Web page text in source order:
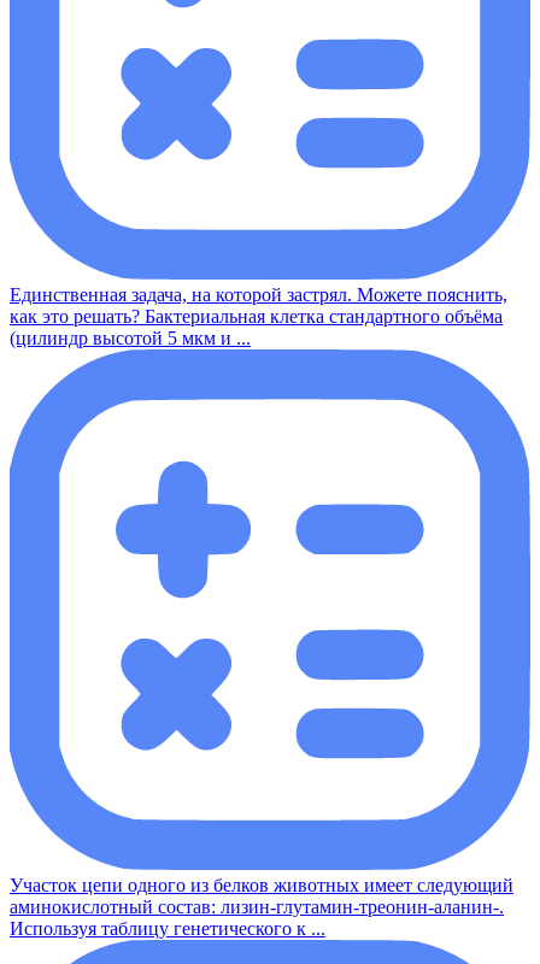
Единственная задача, на которой застрял. Можете пояснить,
как это решать? Бактериальная клетка стандартного объёма
(цилиндр высотой 5 мкм и ...
Участок цепи одного из белков животных имеет следующий
аминокислотный состав: лизин-глутамин-треонин-аланин-.
Используя таблицу генетического к ...